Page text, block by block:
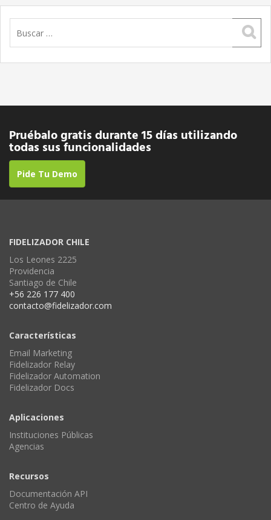
Pruébalo gratis durante 15 días utilizando
todas sus funcionalidades
Pide Tu Demo
FIDELIZADOR CHILE
Los Leones 2225
Providencia
Santiago de Chile
+56 226 177 400
contacto@fidelizador.com
Características
Email Marketing
Fidelizador Relay
Fidelizador Automation
Fidelizador Docs
Aplicaciones
Instituciones Públicas
Agencias
Recursos
Documentación API
Centro de Ayuda